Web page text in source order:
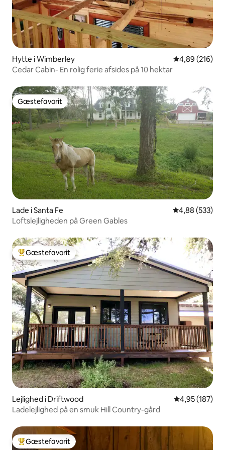
Hytte i Wimberley 4,89 ud af 5 i
4,89 (216)
Cedar Cabin- En rolig ferie afsides på 10 hektar
Gæstefavorit
Gæstefavorit
Lade i Santa Fe 4,88 ud af 5 i
4,88 (533)
Loftslejligheden på Green Gables
Bedste gæstefavorit
Gæstefavorit
Lejlighed i Driftwood 4,95 ud af 5 i
4,95 (187)
Ladelejlighed på en smuk Hill Country-gård
Bedste gæstefavorit
Gæstefavorit